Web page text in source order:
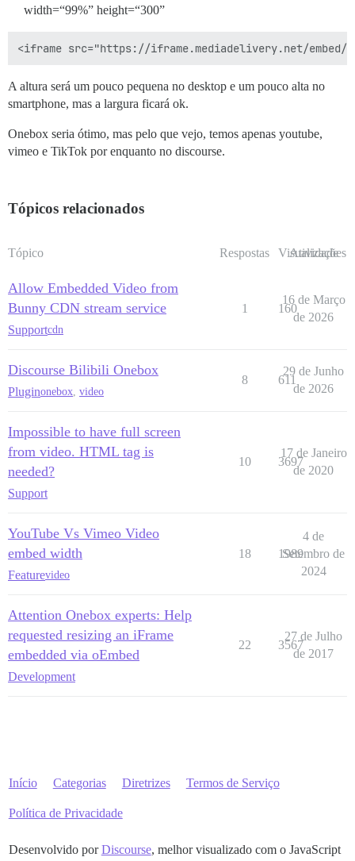
width=“99%” height=“300”
A altura será um pouco pequena no desktop e um pouco alta no
smartphone, mas a largura ficará ok.
Onebox seria ótimo, mas pelo que vejo, temos apenas youtube,
vimeo e TikTok por enquanto no discourse.
Tópicos relacionados
Tópico Respostas Visualizações
Atividade
Allow Embedded Video from
Bunny CDN stream service
Supportcdn
1 160
16 de Março
de 2026
Discourse Bilibili Onebox
Pluginonebox, video
8 611
29 de Junho
de 2026
Impossible to have full screen
from video. HTML tag is
needed?
Support
10 3697
17 de Janeiro
de 2020
YouTube Vs Vimeo Video
embed width
Featurevideo
18 1989
4 de
Setembro de
2024
Attention Onebox experts: Help
requested resizing an iFrame
embedded via oEmbed
Development
22 3567
27 de Julho
de 2017
Início Categorias Diretrizes Termos de Serviço
Política de Privacidade
Desenvolvido porDiscourse, melhor visualizado com o JavaScript